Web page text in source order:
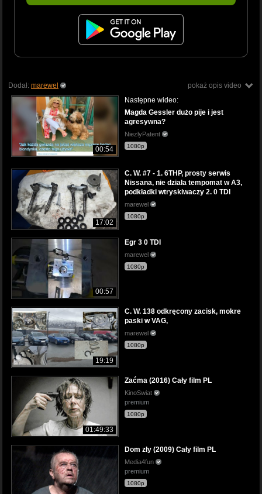
pokaż opis video
Dodał: marewel
00:54
Następne wideo:
Magda Gessler dużo pije i jest
agresywna?
NiezlyPatent
1080p
17:02
C. W. #7 - 1. 6THP, prosty serwis
Nissana, nie działa tempomat w A3,
podkładki wtryskiwaczy 2. 0 TDI
marewel
1080p
00:57
Egr 3 0 TDI
marewel
1080p
19:19
C. W. 138 odkręcony zacisk, mokre
paski w VAG,
marewel
1080p
01:49:33
Zaćma (2016) Cały film PL
KinoSwiat
premium
1080p
Dom zły (2009) Cały film PL
Media4fun
premium
1080p